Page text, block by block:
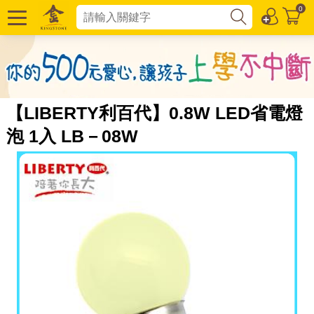
0
【LIBERTY利百代】0.8W LED省電燈
泡 1入 LB－08W